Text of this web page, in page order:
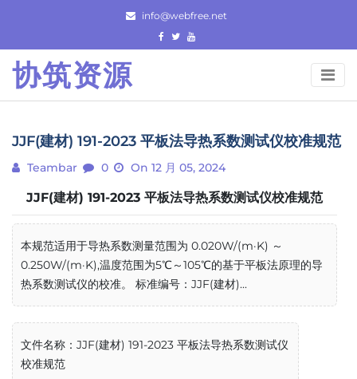
content
info@webfree.net
协筑资源
JJF(建材) 191-2023 平板法导热系数测试仪校准规范
Teambar 0 On 12 月 05, 2024
JJF(建材) 191-2023 平板法导热系数测试仪校准规范
本规范适用于导热系数测量范围为 0.020W/(m·K) ～
0.250W/(m·K),温度范围为5℃～105℃的基于平板法原理的导
热系数测试仪的校准。 标准编号：JJF(建材)...
文件名称：JJF(建材) 191-2023 平板法导热系数测试仪
校准规范